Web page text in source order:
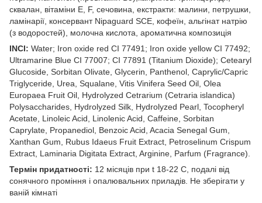
сквалан, вітаміни Е, F, сечовина, екстракти: малини, петрушки,
ламінарії, консервант Nipaguard SCE, кофеїн, альгінат натрію
(з водоростей), молочна кислота, ароматична композиція
INCI: Water; Iron oxide red CI 77491; Iron oxide yellow CI 77492;
Ultramarine Blue CI 77007; CI 77891 (Titanium Dioxide); Cetearyl
Glucoside, Sorbitan Olivate, Glycerin, Panthenol, Caprylic/Capric
Triglyceride, Urea, Squalane, Vitis Vinifera Seed Oil, Olea
Europaea Fruit Oil, Hydrolyzed Cetrarium (Cetraria islandica)
Polysaccharides, Hydrolyzed Silk, Hydrolyzed Pearl, Tocopheryl
Acetate, Linoleic Acid, Linolenic Acid, Caffeine, Sorbitan
Caprylate, Propanediol, Benzoic Acid, Acacia Senegal Gum,
Xanthan Gum, Rubus Idaeus Fruit Extract, Petroselinum Crispum
Extract, Laminaria Digitata Extract, Arginine, Parfum (Fragrance).
Термін придатності: 12 місяців при t 18-22 С, подалі від
сонячного проміння і опалювальних приладів. Не зберігати у
ваній кімнаті